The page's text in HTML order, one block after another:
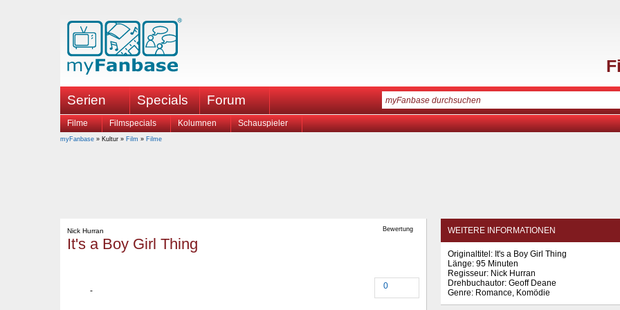
Serien Specials Forum
Filme Filmspecials Kolumnen Schauspieler
myFanbase » Kultur » Film » Filme
Bewertung
Nick Hurran
It's a Boy Girl Thing
0
WEITERE INFORMATIONEN
Originaltitel: It's a Boy Girl Thing
Länge: 95 Minuten
Regisseur: Nick Hurran
Drehbuchautor: Geoff Deane
Genre: Romance, Komödie